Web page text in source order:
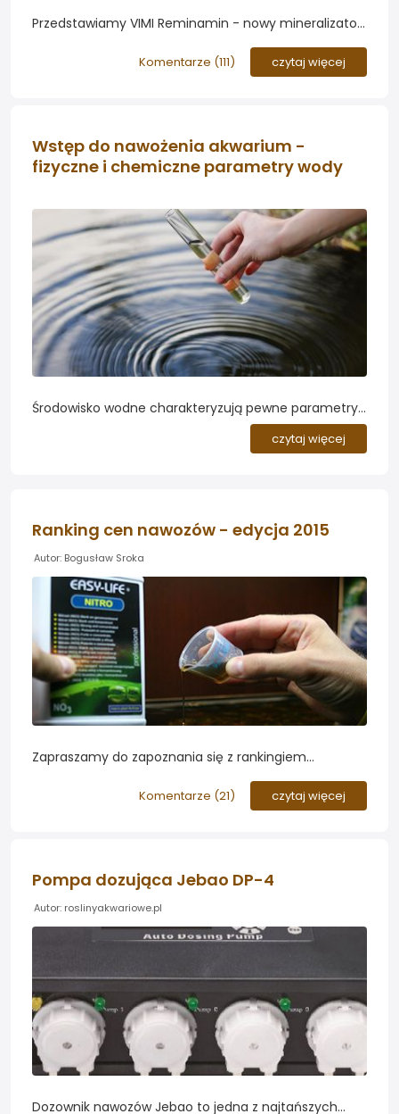
Przedstawiamy VIMI Reminamin - nowy mineralizator
do akwarystyki roślinnej. Od konkurencyjnych
produktów wyróżnia go skład zawierający dodatkowo
Komentarze (111) czytaj więcej
Wstęp do nawożenia akwarium -
fizyczne i chemiczne parametry wody
Środowisko wodne charakteryzują pewne parametry
zarówno fizyczne jak i chemiczne wpływające na
czytaj więcej
Ranking cen nawozów - edycja 2015
Autor: Bogusław Sroka
Zapraszamy do zapoznania się z rankingiem
Komentarze (21) czytaj więcej
Pompa dozująca Jebao DP-4
Autor: roslinyakwariowe.pl
Dozownik nawozów Jebao to jedna z najtańszych